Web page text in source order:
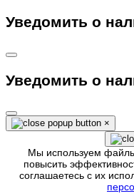
Уведомить о
Уведомить о
×
Мы используем
повысить
соглашаетесь с их